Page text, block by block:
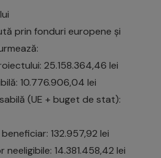
prin fonduri europene și
25.158.364,46 lei
10.776.906,04 lei
(UE + buget de stat):
132.957,92 lei
neeligibile: 14.381.458,42 lei